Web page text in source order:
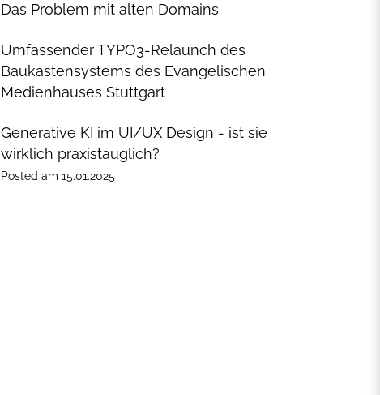
Das Problem mit alten Domains
Umfassender TYPO3-Relaunch des
Baukastensystems des Evangelischen
Medienhauses Stuttgart
Generative KI im UI/UX Design - ist sie
wirklich praxistauglich?
Posted am 15.01.2025